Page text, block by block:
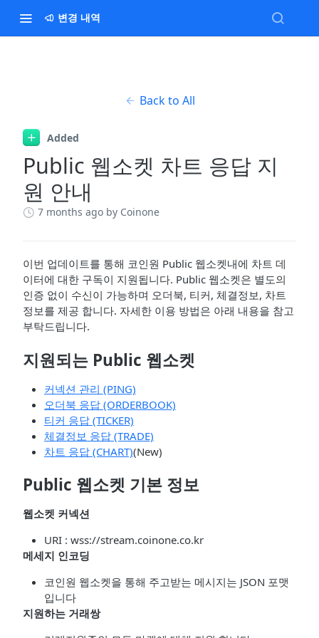
변경 내역
Back to All
Added
Public 웹소켓 차트 응답 지
원 안내
7 months ago by Coinone
이번 업데이트를 통해 코인원 Public 웹소켓내에 차트 데
이터에 대한 구독이 지원됩니다. Public 웹소켓은 별도의
인증 없이 수신이 가능하며 오더북, 티커, 체결정보, 차트
정보를 제공 합니다. 자세한 이용 방법은 아래 내용을 참고
부탁드립니다.
지원되는 Public 웹소켓
커넥션 관리 (PING)
오더북 응답 (ORDERBOOK)
티커 응답 (TICKER)
체결정보 응답 (TRADE)
차트 응답 (CHART)(New)
Public 웹소켓 기본 정보
웹소켓 커넥션
URI : wss://stream.coinone.co.kr
메세지 인코딩
코인원 웹소켓을 통해 주고받는 메시지는 JSON 포맷
입니다
지원하는 거래쌍